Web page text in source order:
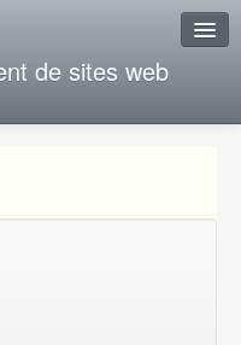
de sites web